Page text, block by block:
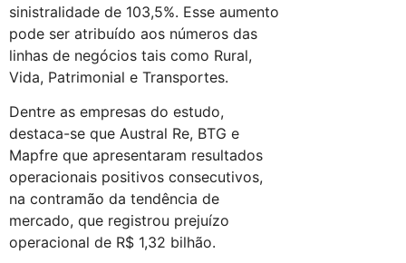
sinistralidade de 103,5%. Esse aumento
pode ser atribuído aos números das
linhas de negócios tais como Rural,
Vida, Patrimonial e Transportes.
Dentre as empresas do estudo,
destaca-se que Austral Re, BTG e
Mapfre que apresentaram resultados
operacionais positivos consecutivos,
na contramão da tendência de
mercado, que registrou prejuízo
operacional de R$ 1,32 bilhão.